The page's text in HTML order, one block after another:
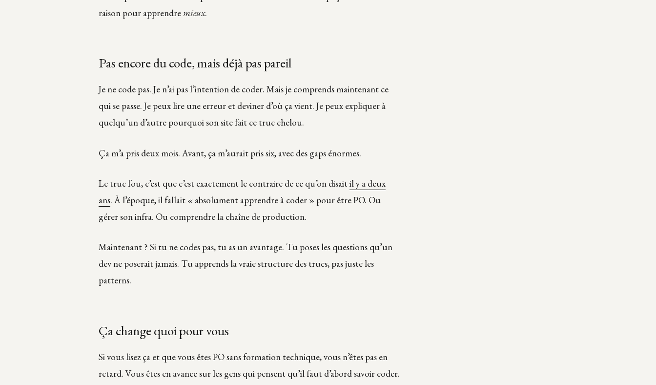
raison pour apprendre mieux.
Pas encore du code, mais déjà pas pareil
Je ne code pas. Je n’ai pas l’intention de coder. Mais je comprends maintenant ce
qui se passe. Je peux lire une erreur et deviner d’où ça vient. Je peux expliquer à
quelqu’un d’autre pourquoi son site fait ce truc chelou.
Ça m’a pris deux mois. Avant, ça m’aurait pris six, avec des gaps énormes.
Le truc fou, c’est que c’est exactement le contraire de ce qu’on disaitil y a deux
ans. À l’époque, il fallait « absolument apprendre à coder » pour être PO. Ou
gérer son infra. Ou comprendre la chaîne de production.
Maintenant ? Si tu ne codes pas, tu as un avantage. Tu poses les questions qu’un
dev ne poserait jamais. Tu apprends la vraie structure des trucs, pas juste les
patterns.
Ça change quoi pour vous
Si vous lisez ça et que vous êtes PO sans formation technique, vous n’êtes pas en
retard. Vous êtes en avance sur les gens qui pensent qu’il faut d’abord savoir coder.